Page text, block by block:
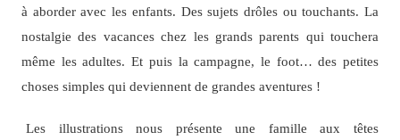
à aborder avec les enfants. Des sujets drôles ou touchants. La
nostalgie des vacances chez les grands parents qui touchera
même les adultes. Et puis la campagne, le foot… des petites
choses simples qui deviennent de grandes aventures !
Les illustrations nous présente une famille aux têtes